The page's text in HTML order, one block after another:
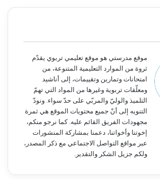
موقع مدرستي هو موقع تعليمي تربوي يقدّم
ثروة من الموارد التعليمية المتنوعة، من
امتحانات وتمارين وتقييمات، إلى أناشيد
ومعلّقات تربوية وغيرها من المواد التي تهمّ
التلميذ والوليّ والمربّي على حدّ سواء. ونودّ
التنويه إلى أنّ جميع محتويات الموقع هي ثمرة
مجهودات الفريق القائم عليه. كما نرجو منكم،
إخوتنا وأخواتنا، دعمنا بمشاركة المنشورات
عبر مواقع التواصل الاجتماعي مع ذكر المصدر،
ولكم جزيل الشكر والتقدير.